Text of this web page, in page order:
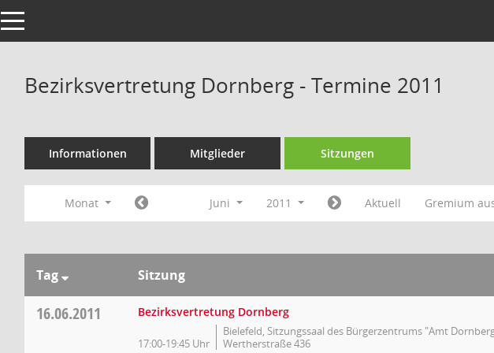
Toggle navigation
Bezirksvertretung Dornberg - Termine 2011
Informationen Mitglieder Sitzungen
Monat Juni 2011 Aktuell Gremium
Tag Sitzung
16.06.2011 Bezirksvertretung Dornberg
17:00-19:45 Uhr
Bielefeld, Sitzungssaal des Bürgerzentrums "Amt
Wertherstraße 436